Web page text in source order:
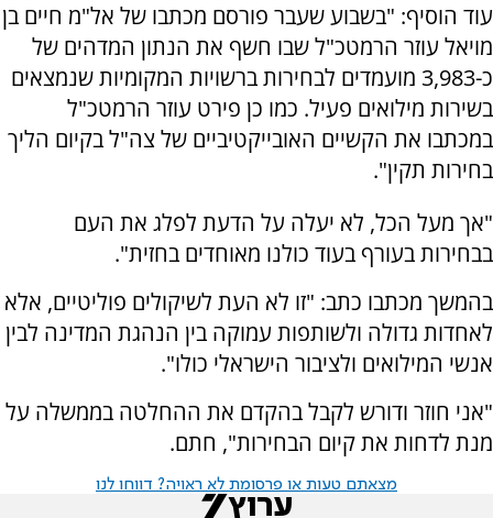
עוד הוסיף: "בשבוע שעבר פורסם מכתבו של אל"מ חיים בן
מויאל עוזר הרמטכ"ל שבו חשף את הנתון המדהים של
כ-3,983 מועמדים לבחירות ברשויות המקומיות שנמצאים
בשירות מילואים פעיל. כמו כן פירט עוזר הרמטכ"ל
במכתבו את הקשיים האובייקטיביים של צה"ל בקיום הליך
בחירות תקין".
"אך מעל הכל, לא יעלה על הדעת לפלג את העם
בבחירות בעורף בעוד כולנו מאוחדים בחזית".
בהמשך מכתבו כתב: "זו לא העת לשיקולים פוליטיים, אלא
לאחדות גדולה ולשותפות עמוקה בין הנהגת המדינה לבין
אנשי המילואים ולציבור הישראלי כולו".
"אני חוזר ודורש לקבל בהקדם את ההחלטה בממשלה על
מנת לדחות את קיום הבחירות", חתם.
מצאתם טעות או פרסומת לא ראויה? דווחו לנו